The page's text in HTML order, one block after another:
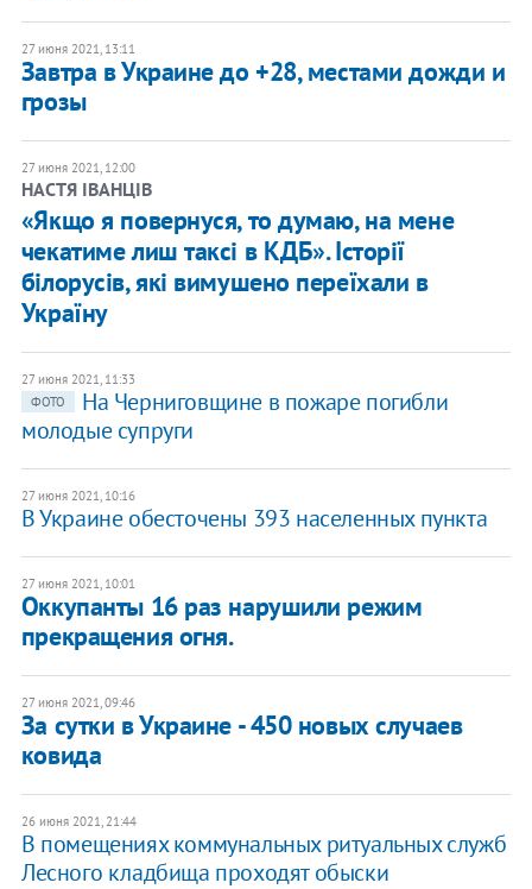
27 июня 2021, 13:11
Завтра в Украине до +28, местами дожди и
грозы
27 июня 2021, 12:00
НАСТЯ ІВАНЦІВ
«Якщо я повернуся, то думаю, на мене
чекатиме лиш таксі в КДБ». Історії
білорусів, які вимушено переїхали в
Україну
27 июня 2021, 11:33
ФОТО
На Черниговщине в пожаре погибли
молодые супруги
27 июня 2021, 10:16
В Украине обесточены 393 населенных пункта
27 июня 2021, 10:01
Оккупанты 16 раз нарушили режим
прекращения огня.
27 июня 2021, 09:46
За сутки в Украине - 450 новых случаев
ковида
26 июня 2021, 21:44
В помещениях коммунальных ритуальных служб
Лесного кладбища проходят обыски